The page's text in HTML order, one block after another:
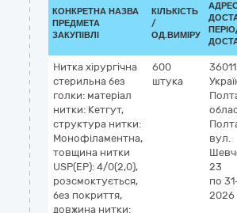
КОНКРЕТНА НАЗВА
ПРЕДМЕТА
ЗАКУПІВЛІ
КІЛЬКІСТЬ
/
ОД.ВИМІРУ
Нитка хірургічна
стерильна без
голки: матеріал
нитки: Кетгут,
структура нитки:
Монофіламентна,
товщина нитки
USP(EP): 4/0(2,0),
розсмоктується,
без покриття,
довжина нитки:
600
штука
36011
вул.
23
по
2026